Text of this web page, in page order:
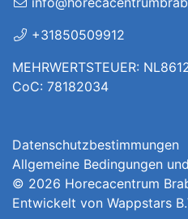
+31850509912
MEHRWERTSTEUER:
CoC: 78182034
Datenschutzbestimmungen
Allgemeine Bedingungen
© 2026 Horecacentrum
Entwickelt von Wappstars